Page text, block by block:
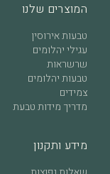
המוצרים שלנו
טבעות אירוסין
עגילי יהלומים
שרשראות
טבעות יהלומים
צמידים
מדריך מידות טבעת
מידע ותקנון